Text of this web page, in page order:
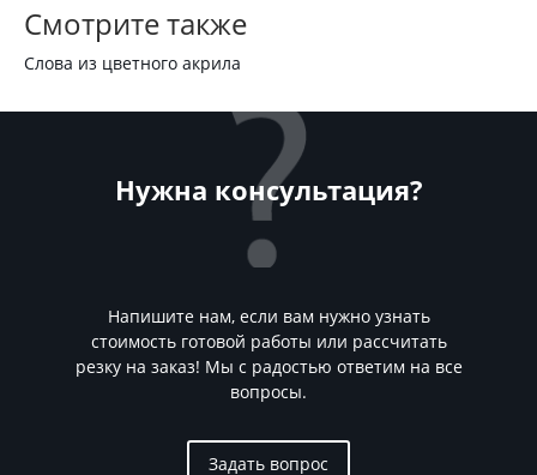
Смотрите также
Слова из цветного акрила
Нужна консультация?
Напишите нам, если вам нужно узнать
стоимость готовой работы или рассчитать
резку на заказ! Мы с радостью ответим на все
вопросы.
Задать вопрос